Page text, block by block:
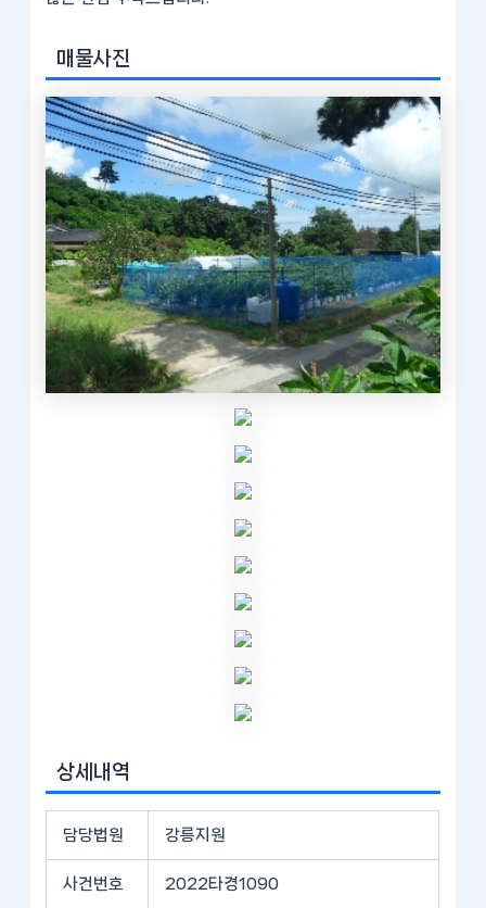
매물사진
상세내역
담당법원 강릉지원
사건번호 2022타경1090